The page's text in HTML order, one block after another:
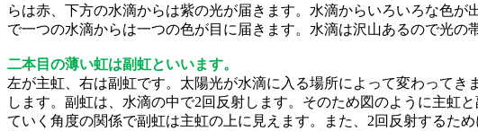
らは赤、下方の水滴からは紫の光が届きます。水滴からいろいろな色が
で一つの水滴からは一つの色が目に届きます。水滴は沢山あるので光の
二本目の薄い虹は副虹といいます。
左が主虹、右は副虹です。太陽光が水滴に入る場所によって変わってき
します。 副虹は、水滴の中で2回反射します。そのため図のように主虹
ていく角度の関係で副虹は主虹の上に見えます。また、 2回反射するため